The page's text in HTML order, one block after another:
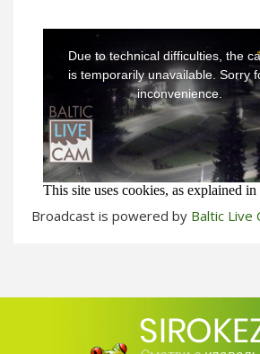
Broadcast is powered by Baltic Live